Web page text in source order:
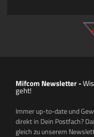
Mifcom Newsletter -
geht!
Immer up-to-date und
direkt in Dein Postfach?
gleich zu unserem